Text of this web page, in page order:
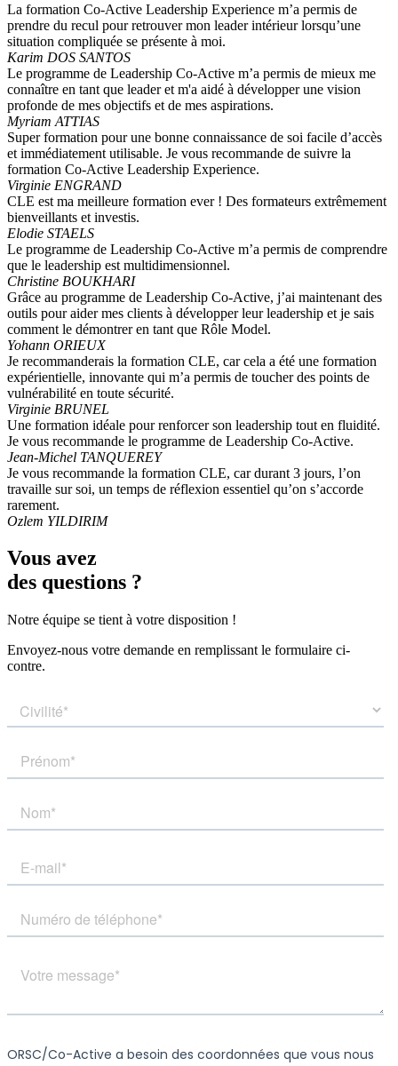
La formation Co-Active Leadership Experience m’a permis de
prendre du recul pour retrouver mon leader intérieur lorsqu’une
situation compliquée se présente à moi.
Karim DOS SANTOS
Le programme de Leadership Co-Active m’a permis de mieux me
connaître en tant que leader et m'a aidé à développer une vision
profonde de mes objectifs et de mes aspirations.
Myriam ATTIAS
Super formation pour une bonne connaissance de soi facile d’accès
et immédiatement utilisable. Je vous recommande de suivre la
formation Co-Active Leadership Experience.
Virginie ENGRAND
CLE est ma meilleure formation ever ! Des formateurs extrêmement
bienveillants et investis.
Elodie STAELS
Le programme de Leadership Co-Active m’a permis de comprendre
que le leadership est multidimensionnel.
Christine BOUKHARI
Grâce au programme de Leadership Co-Active, j’ai maintenant des
outils pour aider mes clients à développer leur leadership et je sais
comment le démontrer en tant que Rôle Model.
Yohann ORIEUX
Je recommanderais la formation CLE, car cela a été une formation
expérientielle, innovante qui m’a permis de toucher des points de
vulnérabilité en toute sécurité.
Virginie BRUNEL
Une formation idéale pour renforcer son leadership tout en fluidité.
Je vous recommande le programme de Leadership Co-Active.
Jean-Michel TANQUEREY
Je vous recommande la formation CLE, car durant 3 jours, l’on
travaille sur soi, un temps de réflexion essentiel qu’on s’accorde
rarement.
Ozlem YILDIRIM
Vous avez
des questions ?
Notre équipe se tient à votre disposition !
Envoyez-nous votre demande en remplissant le formulaire ci-
contre.